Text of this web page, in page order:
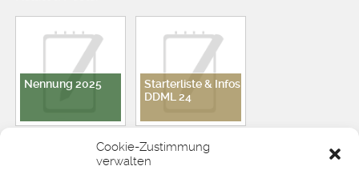
Cookie-Zustimmung
verwalten
Nennung 2025
Starterliste & Infos
DDML 24